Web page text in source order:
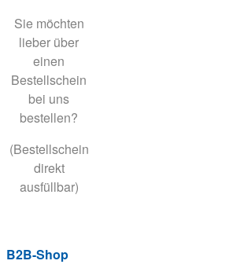
Sie möchten
lieber über
einen
Bestellschein
bei uns
bestellen?
(Bestellschein
direkt
ausfüllbar)
B2B-Shop